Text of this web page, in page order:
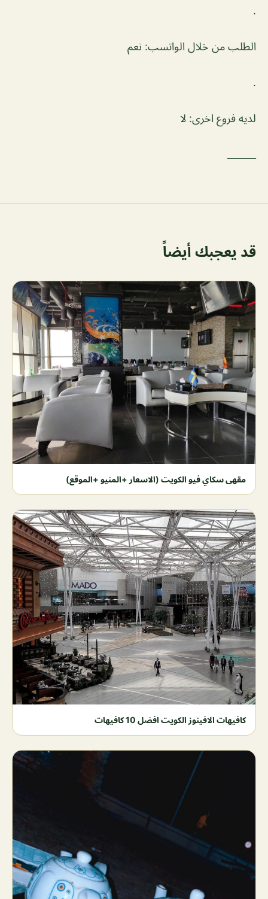
.
الطلب من خلال الواتسب: نعم
.
لديه فروع اخرى: لا
قد يعجبك أيضاً
مقهى سكاي فيو الكويت (الاسعار +المنيو +الموقع)
كافيهات الافينوز الكويت افضل 10 كافيهات